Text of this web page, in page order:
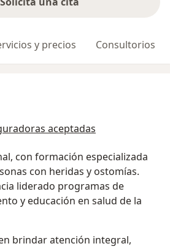
y precios Consultorios
aceptadas
con formación especializada
con heridas y ostomías.
de
y educación en salud de la
brindar atención integral,